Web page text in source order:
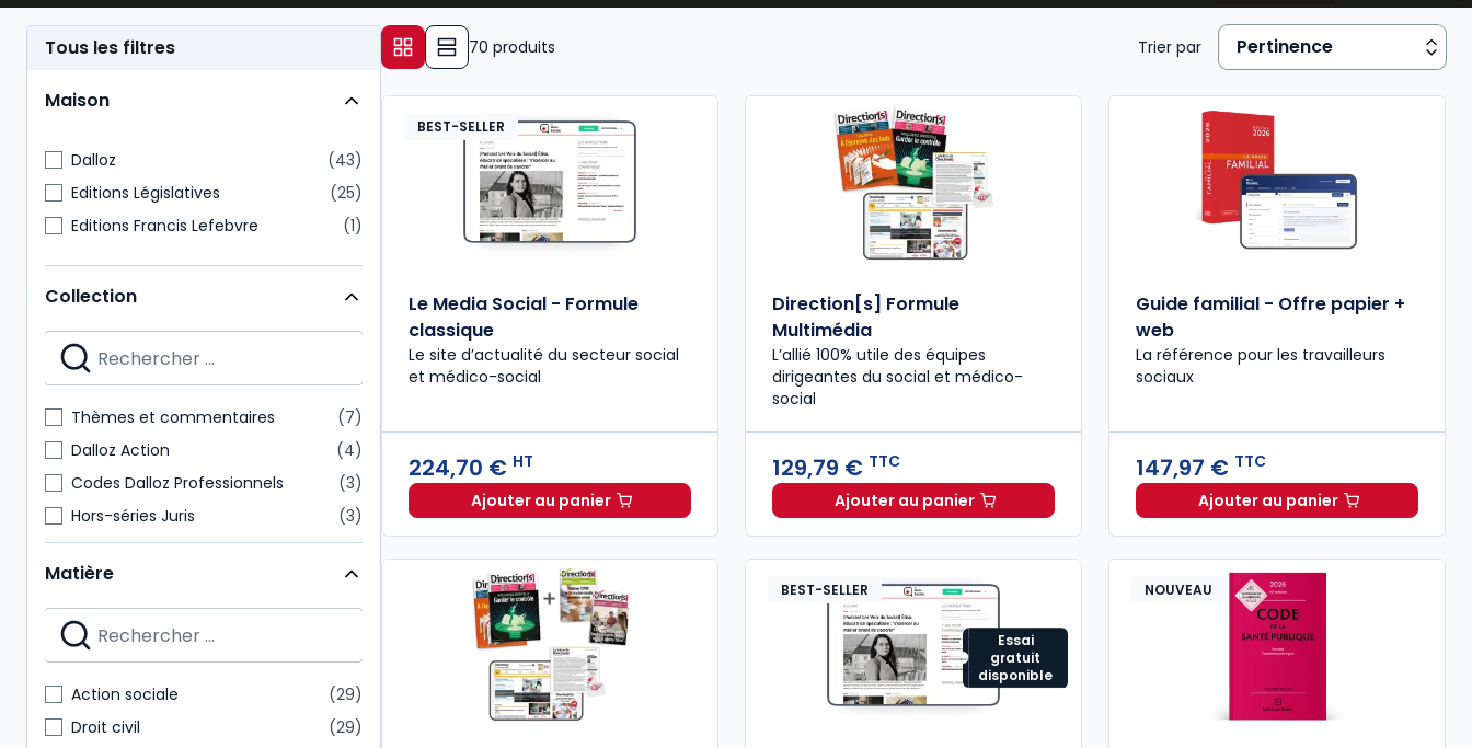
Tous les filtres
Maison
Dalloz
43
Editions Législatives
25
Editions Francis Lefebvre
1
Collection
Thèmes et commentaires
7
Dalloz Action
4
Codes Dalloz Professionnels
3
Hors-séries Juris
3
Bulletins
2
Guide
2
Guides Dalloz
2
Guides directions
Matière
Action sociale
29
Droit civil
29
70 produits Trier par
BEST-SELLER
Le Media Social - Formule
classique
Le site d’actualité du secteur social
et médico-social
224,70 € HT
Ajouter au panierLe Media Social - Formule classique à 224,70 € HT
Direction[s] Formule
Multimédia
L’allié 100% utile des équipes
dirigeantes du social et médico-
social
129,79 € TTC
Ajouter au panierDirection[s] Formule Multimédia à 129,79 € TTC
Guide familial - Offre papier +
web
La référence pour les travailleurs
sociaux
147,97 € TTC
Ajouter au panierGuide familial - Offre
Essai
gratuit
disponible
BEST-SELLER NOUVEAU